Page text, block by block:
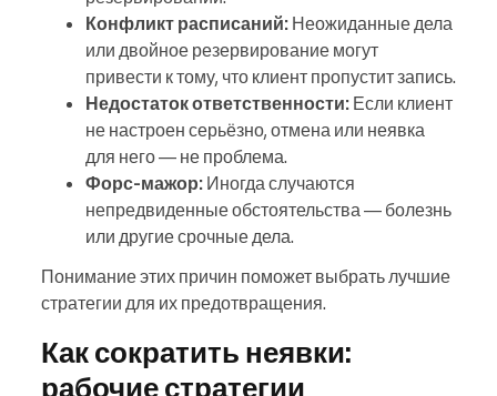
Конфликт расписаний: Неожиданные дела
или двойное резервирование могут
привести к тому, что клиент пропустит запись.
Недостаток ответственности: Если клиент
не настроен серьёзно, отмена или неявка
для него — не проблема.
Форс-мажор: Иногда случаются
непредвиденные обстоятельства — болезнь
или другие срочные дела.
Понимание этих причин поможет выбрать лучшие
стратегии для их предотвращения.
Как сократить неявки:
рабочие стратегии